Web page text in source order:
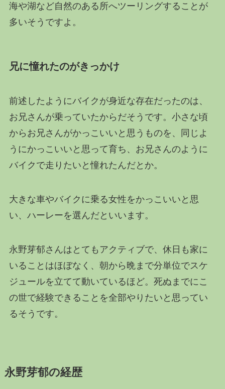
海や湖など自然のある所へツーリングすることが
多いそうですよ。
兄に憧れたのがきっかけ
前述したようにバイクが身近な存在だったのは、
お兄さんが乗っていたからだそうです。小さな頃
からお兄さんがかっこいいと思うものを、同じよ
うにかっこいいと思って育ち、お兄さんのように
バイクで走りたいと憧れたんだとか。
大きな車やバイクに乗る女性をかっこいいと思
い、ハーレーを選んだといいます。
永野芽郁さんはとてもアクティブで、休日も家に
いることはほぼなく、朝から晩まで分単位でスケ
ジュールを立てて動いているほど。死ぬまでにこ
の世で経験できることを全部やりたいと思ってい
るそうです。
永野芽郁の経歴